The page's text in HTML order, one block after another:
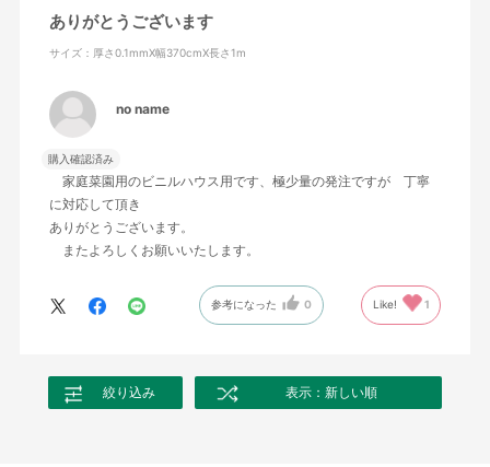
ありがとうございます
サイズ：厚さ0.1mmX幅370cmX長さ1m
no name
購入確認済み
家庭菜園用のビニルハウス用です、極少量の発注ですが 丁寧
に対応して頂き
ありがとうございます。
またよろしくお願いいたします。
参考になった 0 Like! 1
絞り込み 表示：新しい順